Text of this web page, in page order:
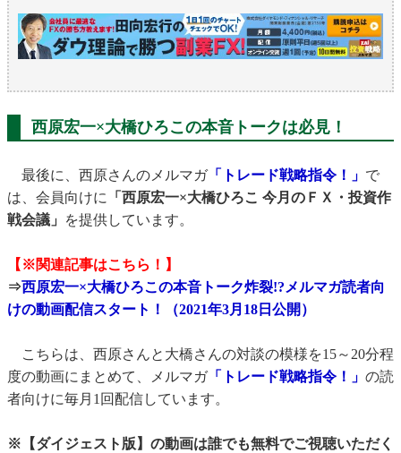
西原宏一×大橋ひろこの本音トークは必見！
最後に、西原さんのメルマガ「トレード戦略指令！」 で
は、会員向けに
「西原宏一×大橋ひろこ 今月のＦＸ・投資作
戦会議」
を提供しています。
【※関連記事はこちら！】
⇒西原宏一×大橋ひろこの本音トーク炸裂!?メルマガ読者向
けの動画配信スタート！（2021年3月18日公開）
こちらは、西原さんと大橋さんの対談の模様を15～20分程
度の動画にまとめて、メルマガ「トレード戦略指令！」 の読
者向けに毎月1回配信しています。
※【ダイジェスト版】の動画は誰でも無料でご視聴いただく